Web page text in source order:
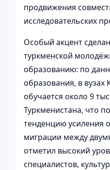
продвижения
исследовательских
Особый акцент
туркменской
образованию: по
образования, в вузах
обучается около 9
Туркменистана, что
тенденцию усиления
миграции между
отметил высокий
специалистов,